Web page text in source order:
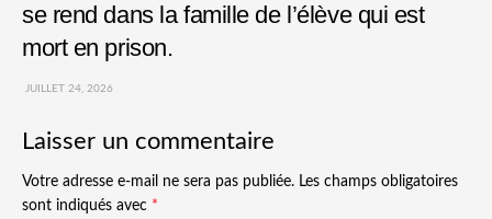
se rend dans la famille de l’élève qui est
mort en prison.
JUILLET 24, 2026
Laisser un commentaire
Votre adresse e-mail ne sera pas publiée. Les champs obligatoires
sont indiqués avec *